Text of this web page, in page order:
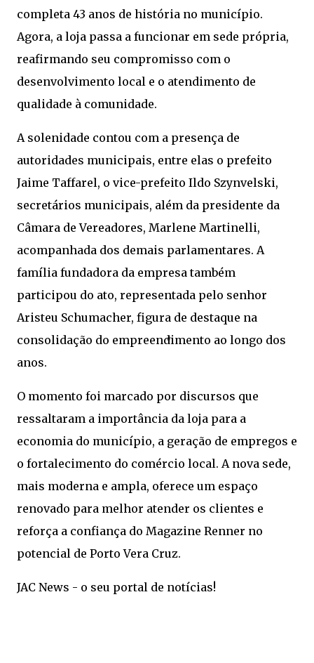
completa 43 anos de história no município.
Agora, a loja passa a funcionar em sede própria,
reafirmando seu compromisso com o
desenvolvimento local e o atendimento de
qualidade à comunidade.
A solenidade contou com a presença de
autoridades municipais, entre elas o prefeito
Jaime Taffarel, o vice-prefeito Ildo Szynvelski,
secretários municipais, além da presidente da
Câmara de Vereadores, Marlene Martinelli,
acompanhada dos demais parlamentares. A
família fundadora da empresa também
participou do ato, representada pelo senhor
Aristeu Schumacher, figura de destaque na
consolidação do empreendimento ao longo dos
anos.
O momento foi marcado por discursos que
ressaltaram a importância da loja para a
economia do município, a geração de empregos e
o fortalecimento do comércio local. A nova sede,
mais moderna e ampla, oferece um espaço
renovado para melhor atender os clientes e
reforça a confiança do Magazine Renner no
potencial de Porto Vera Cruz.
JAC News - o seu portal de notícias!